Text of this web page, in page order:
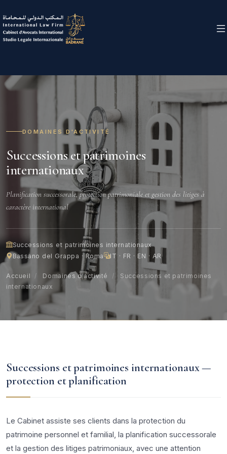
DOMAINES D'ACTIVITÉ
Successions et patrimoines
internationaux
Planification successorale, protection patrimoniale et gestion des litiges à
caractère international
Successions et patrimoines internationaux
Bassano del Grappa · Roma
IT · FR · EN · AR
Accueil / Domaines d'activité /
Successions et patrimoines
internationaux
Successions et patrimoines internationaux —
protection et planification
Le Cabinet assiste ses clients dans la protection du
patrimoine personnel et familial, la planification successorale
et la gestion des litiges patrimoniaux, avec une attention